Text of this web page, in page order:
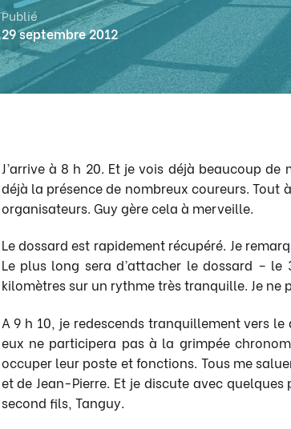
Publié
29 septembre 2012
J’arrive à 8 h 20. Et je vois déjà beaucoup
déjà la présence de nombreux coureurs. Tout
organisateurs. Guy gère cela à merveille.
Le dossard est rapidement récupéré. Je
Le plus long sera d’attacher le dossard –
kilomètres sur un rythme très tranquille. Je
A 9 h 10, je redescends tranquillement vers le
eux ne participera pas à la grimpée
occuper leur poste et fonctions. Tous me
et de Jean-Pierre. Et je discute avec
second fils, Tanguy.